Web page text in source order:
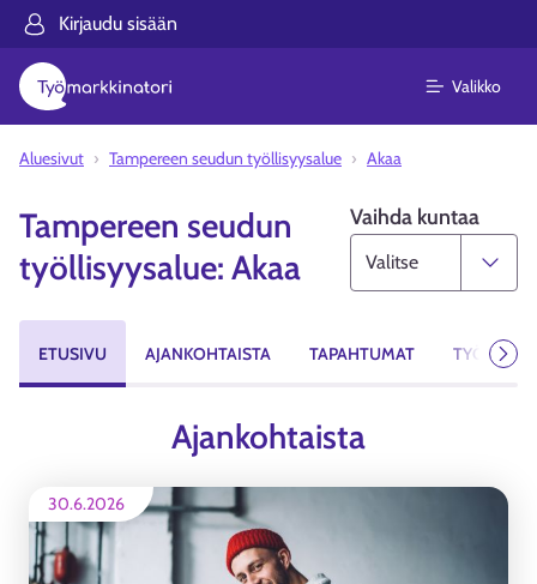
Kirjaudu sisään
Valikko
Aluesivut Tampereen seudun työllisyysalue Akaa
Tampereen seudun
työllisyysalue: Akaa
Vaihda kuntaa
ETUSIVU AJANKOHTAISTA TAPAHTUMAT TYÖPAIKAT
Ajankohtaista
30.6.2026